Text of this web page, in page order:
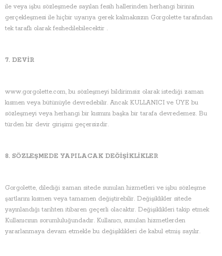
ile veya işbu sözleşmede sayılan fesih hallerinden herhangi birinin
gerçekleşmesi ile hiçbir uyarıya gerek kalmaksızın Gorgolette tarafından
tek taraflı olarak feshedilebilecektir .
7. DEVİR
www.gorgolette.com, bu sözleşmeyi bildirimsiz olarak istediği zaman
kısmen veya bütünüyle devredebilir. Ancak KULLANICI ve ÜYE bu
sözleşmeyi veya herhangi bir kısmını başka bir tarafa devredemez. Bu
türden bir devir girişimi geçersizdir.
8. SÖZLEŞMEDE YAPILACAK DEĞİŞİKLİKLER
Gorgolette, dilediği zaman sitede sunulan hizmetleri ve işbu sözleşme
şartlarını kısmen veya tamamen değiştirebilir. Değişiklikler sitede
yayınlandığı tarihten itibaren geçerli olacaktır. Değişiklikleri takip etmek
Kullanıcının sorumluluğundadır. Kullanıcı, sunulan hizmetlerden
yararlanmaya devam etmekle bu değişiklikleri de kabul etmiş sayılır.